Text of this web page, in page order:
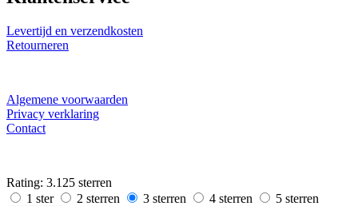
Levertijd en verzendkosten
Retourneren
Algemene voorwaarden
Privacy verklaring
Contact
Rating: 3.125 sterren
1 ster
2 sterren 3 sterren 4 sterren 5 sterren